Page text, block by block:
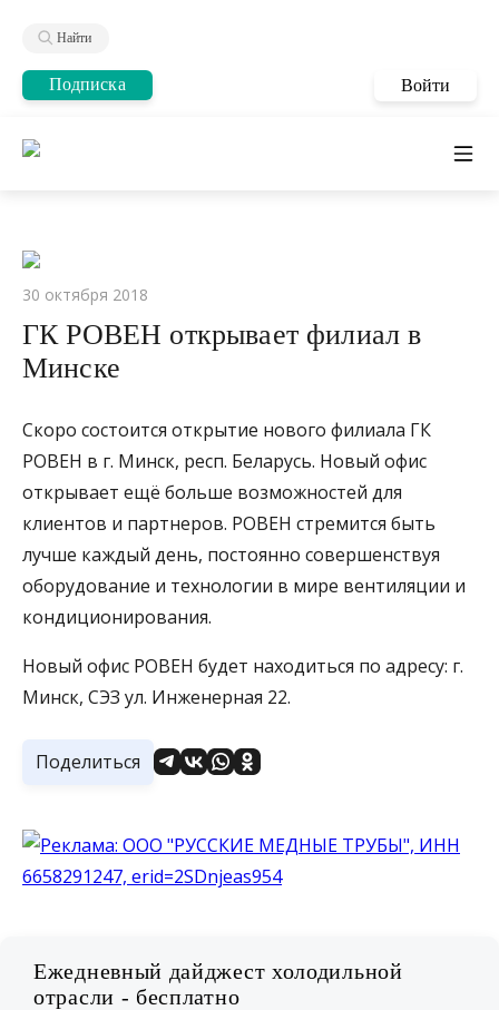
Найти
Подписка Войти
30 октября 2018
ГК РОВЕН открывает филиал в
Минске
Скоро состоится открытие нового филиала ГК
РОВЕН в г. Минск, респ. Беларусь. Новый офис
открывает ещё больше возможностей для
клиентов и партнеров. РОВЕН стремится быть
лучше каждый день, постоянно совершенствуя
оборудование и технологии в мире вентиляции и
кондиционирования.
Новый офис РОВЕН будет находиться по адресу: г.
Минск, СЭЗ ул. Инженерная 22.
Поделиться
Ежедневный дайджест холодильной
отрасли - бесплатно